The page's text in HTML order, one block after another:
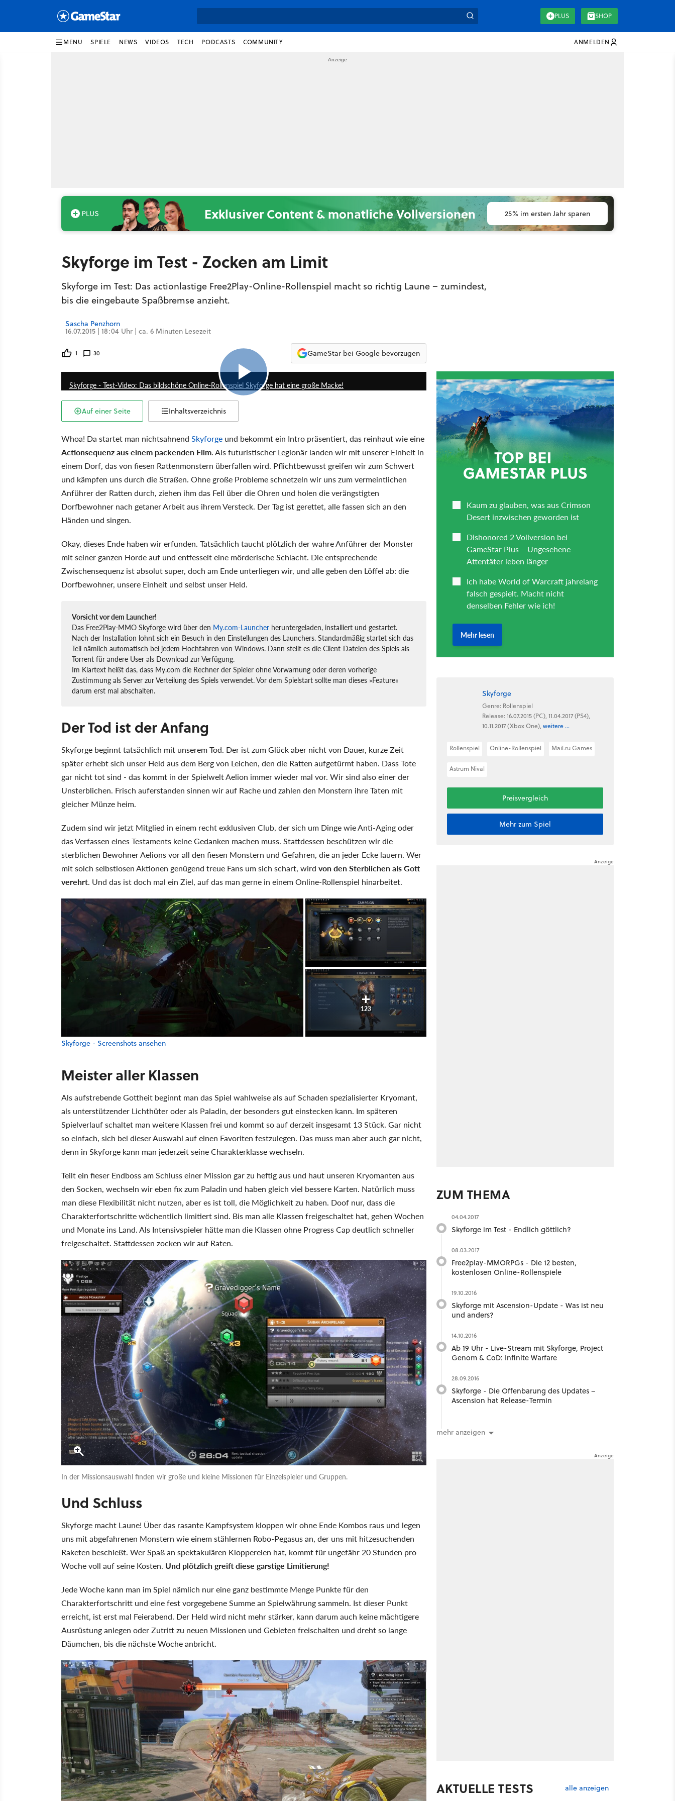
PLUS SHOP
MENU SPIELE NEWS VIDEOS TECH PODCASTS COMMUNITY ANMELDEN
Exklusiver Content & monatliche Vollversionen 25% im ersten Jahr sparen
Skyforge im Test - Zocken am Limit
Skyforge im Test: Das actionlastige Free2Play-Online-Rollenspiel macht so richtig Laune – zumindest,
bis die eingebaute Spaßbremse anzieht.
Sascha Penzhorn
16.07.2015 | 18:04 Uhr | ca. 6 Minuten Lesezeit
1 30 GameStar bei Google bevorzugen
5:42
Skyforge - Test-Video: Das bildschöne Online-Rollenspiel Skyforge hat eine große Macke!
Auf einer Seite Inhaltsverzeichnis
Whoa! Da startet man nichtsahnend Skyforge und bekommt ein Intro präsentiert, das reinhaut wie eine
Actionsequenz aus einem packenden Film. Als futuristischer Legionär landen wir mit unserer Einheit in
einem Dorf, das von fiesen Rattenmonstern überfallen wird. Pflichtbewusst greifen wir zum Schwert
und kämpfen uns durch die Straßen. Ohne große Probleme schnetzeln wir uns zum vermeintlichen
Anführer der Ratten durch, ziehen ihm das Fell über die Ohren und holen die verängstigten
Dorfbewohner nach getaner Arbeit aus ihrem Versteck. Der Tag ist gerettet, alle fassen sich an den
Händen und singen.
Okay, dieses Ende haben wir erfunden. Tatsächlich taucht plötzlich der wahre Anführer der Monster
mit seiner ganzen Horde auf und entfesselt eine mörderische Schlacht. Die entsprechende
Zwischensequenz ist absolut super, doch am Ende unterliegen wir, und alle geben den Löffel ab: die
Dorfbewohner, unsere Einheit und selbst unser Held.
Vorsicht vor dem Launcher!
Das Free2Play-MMO Skyforge wird über den My.com-Launcher heruntergeladen, installiert und gestartet.
Nach der Installation lohnt sich ein Besuch in den Einstellungen des Launchers. Standardmäßig startet sich das
Teil nämlich automatisch bei jedem Hochfahren von Windows. Dann stellt es die Client-Dateien des Spiels als
Torrent für andere User als Download zur Verfügung.
Im Klartext heißt das, dass My.com die Rechner der Spieler ohne Vorwarnung oder deren vorherige
Zustimmung als Server zur Verteilung des Spiels verwendet. Vor dem Spielstart sollte man dieses »Feature«
darum erst mal abschalten.
Der Tod ist der Anfang
Skyforge beginnt tatsächlich mit unserem Tod. Der ist zum Glück aber nicht von Dauer, kurze Zeit
später erhebt sich unser Held aus dem Berg von Leichen, den die Ratten aufgetürmt haben. Dass Tote
gar nicht tot sind - das kommt in der Spielwelt Aelion immer wieder mal vor. Wir sind also einer der
Unsterblichen. Frisch auferstanden sinnen wir auf Rache und zahlen den Monstern ihre Taten mit
gleicher Münze heim.
Zudem sind wir jetzt Mitglied in einem recht exklusiven Club, der sich um Dinge wie Anti-Aging oder
das Verfassen eines Testaments keine Gedanken machen muss. Stattdessen beschützen wir die
sterblichen Bewohner Aelions vor all den fiesen Monstern und Gefahren, die an jeder Ecke lauern. Wer
mit solch selbstlosen Aktionen genügend treue Fans um sich schart, wird von den Sterblichen als Gott
verehrt. Und das ist doch mal ein Ziel, auf das man gerne in einem Online-Rollenspiel hinarbeitet.
123
Skyforge - Screenshots ansehen
Meister aller Klassen
Als aufstrebende Gottheit beginnt man das Spiel wahlweise als auf Schaden spezialisierter Kryomant,
als unterstützender Lichthüter oder als Paladin, der besonders gut einstecken kann. Im späteren
Spielverlauf schaltet man weitere Klassen frei und kommt so auf derzeit insgesamt 13 Stück. Gar nicht
so einfach, sich bei dieser Auswahl auf einen Favoriten festzulegen. Das muss man aber auch gar nicht,
denn in Skyforge kann man jederzeit seine Charakterklasse wechseln.
Teilt ein fieser Endboss am Schluss einer Mission gar zu heftig aus und haut unseren Kryomanten aus
den Socken, wechseln wir eben fix zum Paladin und haben gleich viel bessere Karten. Natürlich muss
man diese Flexibilität nicht nutzen, aber es ist toll, die Möglichkeit zu haben. Doof nur, dass die
Charakterfortschritte wöchentlich limitiert sind. Bis man alle Klassen freigeschaltet hat, gehen Wochen
und Monate ins Land. Als Intensivspieler hätte man die Klassen ohne Progress Cap deutlich schneller
freigeschaltet. Stattdessen zocken wir auf Raten.
In der Missionsauswahl finden wir große und kleine Missionen für Einzelspieler und Gruppen.
Und Schluss
Skyforge macht Laune! Über das rasante Kampfsystem kloppen wir ohne Ende Kombos raus und legen
uns mit abgefahrenen Monstern wie einem stählernen Robo-Pegasus an, der uns mit hitzesuchenden
Raketen beschießt. Wer Spaß an spektakulären Kloppereien hat, kommt für ungefähr 20 Stunden pro
Woche voll auf seine Kosten. Und plötzlich greift diese garstige Limitierung!
Jede Woche kann man im Spiel nämlich nur eine ganz bestimmte Menge Punkte für den
Charakterfortschritt und eine fest vorgegebene Summe an Spielwährung sammeln. Ist dieser Punkt
erreicht, ist erst mal Feierabend. Der Held wird nicht mehr stärker, kann darum auch keine mächtigere
Ausrüstung anlegen oder Zutritt zu neuen Missionen und Gebieten freischalten und dreht so lange
Däumchen, bis die nächste Woche anbricht.
Skyforge
Genre: Rollenspiel
Release: 16.07.2015 (PC), 11.04.2017 (PS4),
10.11.2017 (Xbox One), weitere ...
Rollenspiel Online-Rollenspiel Mail.ru Games
Astrum Nival
Preisvergleich
Mehr zum Spiel
ZUM THEMA
04.04.2017
Skyforge im Test - Endlich göttlich?
08.03.2017
Free2play-MMORPGs - Die 12 besten,
kostenlosen Online-Rollenspiele
19.10.2016
Skyforge mit Ascension-Update - Was ist neu
und anders?
14.10.2016
Ab 19 Uhr - Live-Stream mit Skyforge, Project
Genom & CoD: Infinite Warfare
28.09.2016
Skyforge - Die Offenbarung des Updates –
Ascension hat Release-Termin
mehr anzeigen
AKTUELLE TESTS alle anzeigen